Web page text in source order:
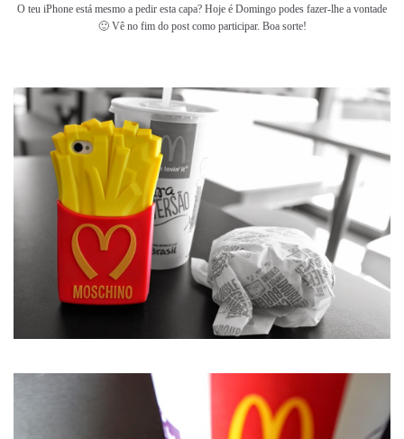
O teu iPhone está mesmo a pedir esta capa? Hoje é Domingo podes fazer-lhe a vontade
🙂 Vê no fim do post como participar. Boa sorte!